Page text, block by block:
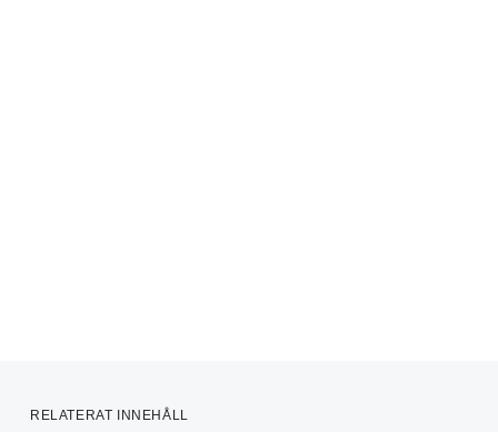
RELATERAT INNEHÅLL